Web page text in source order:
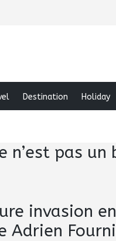
Destination Holiday
pas un
invasion